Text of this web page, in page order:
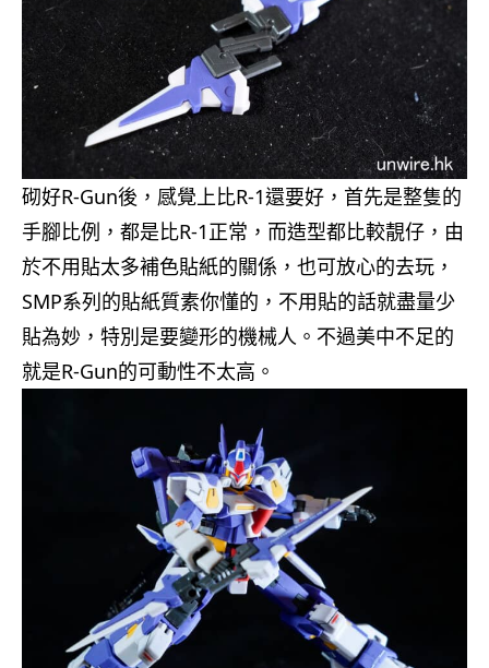
砌好R-Gun後，感覺上比R-1還要好，首先是整隻的
手腳比例，都是比R-1正常，而造型都比較靚仔，由
於不用貼太多補色貼紙的關係，也可放心的去玩，
SMP系列的貼紙質素你懂的，不用貼的話就盡量少
貼為妙，特別是要變形的機械人。不過美中不足的
就是R-Gun的可動性不太高。